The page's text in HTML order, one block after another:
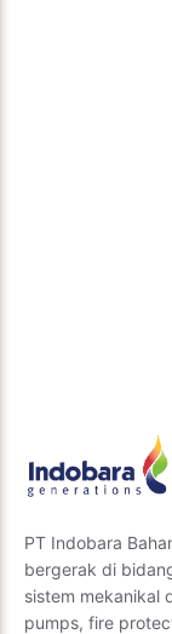
PT Indobara
bergerak di
sistem mekanikal
pumps, fire